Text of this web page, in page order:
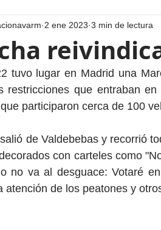
2 ene 2023 3 min de lectura
tuvo lugar en Madrid una
restricciones que entraban
participaron cerca de 100
de Valdebebas y recorrió
con carteles como
no va al desguace: Votaré
atención de los peatones y